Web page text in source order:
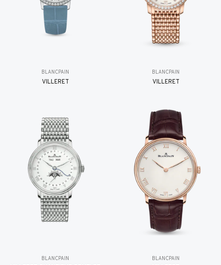
BLANCPAIN
VILLERET
BLANCPAIN
VILLERET
BLANCPAIN BLANCPAIN